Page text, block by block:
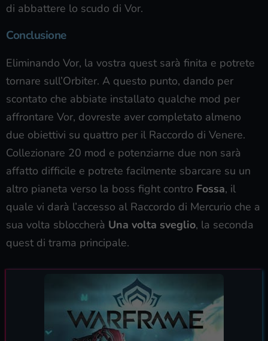
di abbattere lo scudo di Vor.
Conclusione
Eliminando Vor, la vostra quest sarà finita e potrete
tornare sull’Orbiter. A questo punto, dando per
scontato che abbiate installato qualche mod per
affrontare Vor, dovreste aver completato almeno
due obiettivi su quattro per il Raccordo di Venere.
Collezionare 20 mod e potenziarne due non sarà
affatto difficile e potrete facilmente sbarcare su un
altro pianeta verso la boss fight contro Fossa, il
quale vi darà l’accesso al Raccordo di Mercurio che a
sua volta sbloccherà Una volta sveglio, la seconda
quest di trama principale.